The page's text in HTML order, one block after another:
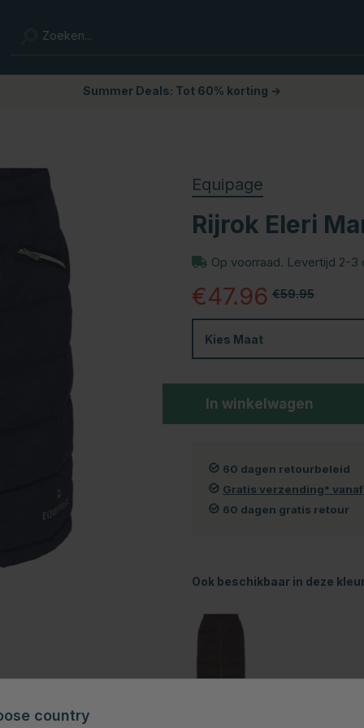
Summer Deals: Tot 60% korting →
Equipage
Rijrok Eleri
Op voorraad. Levertijd 2-3
€59.95
€47.96
Kies Maat
In winkelwagen
60 dagen retourbeleid
Gratis verzending*
60 dagen gratis retour
Ook beschikbaar in deze
country